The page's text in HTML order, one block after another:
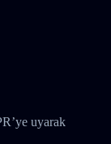
uyarak